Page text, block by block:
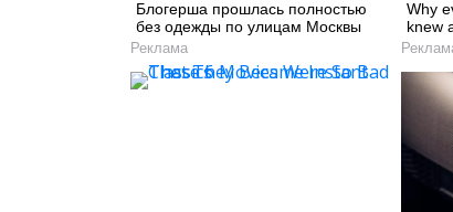
Блогерша прошлась полностью
без одежды по улицам Москвы
Реклама
Why
knew